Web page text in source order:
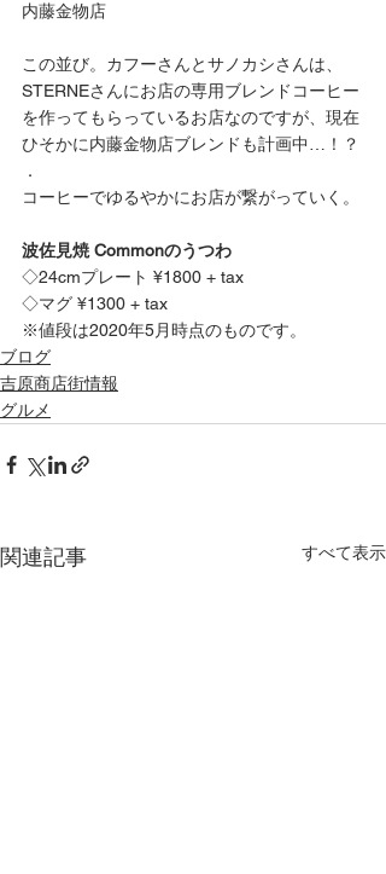
内藤金物店
この並び。カフーさんとサノカシさんは、
STERNEさんにお店の専用ブレンドコーヒー
を作ってもらっているお店なのですが、現在
ひそかに内藤金物店ブレンドも計画中…！？
．
コーヒーでゆるやかにお店が繋がっていく。
波佐見焼 Commonのうつわ
◇24cmプレート ¥1800 + tax
◇マグ ¥1300 + tax
※値段は2020年5月時点のものです。
ブログ
吉原商店街情報
グルメ
関連記事 すべて表示